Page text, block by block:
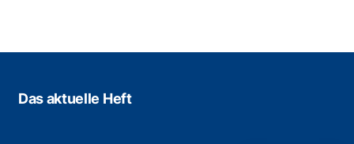
Das aktuelle Heft